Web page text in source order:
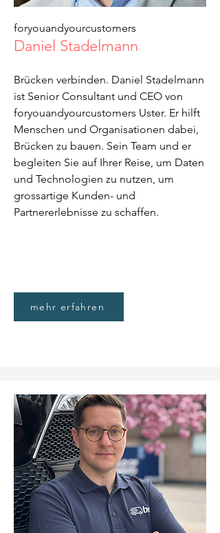
foryouandyourcustomers
Daniel Stadelmann
Brücken verbinden. Daniel Stadelmann
ist Senior Consultant und CEO von
foryouandyourcustomers Uster. Er hilft
Menschen und Organisationen dabei,
Brücken zu bauen. Sein Team und er
begleiten Sie auf Ihrer Reise, um Daten
und Technologien zu nutzen, um
grossartige Kunden- und
Partnererlebnisse zu schaffen.
mehr erfahren